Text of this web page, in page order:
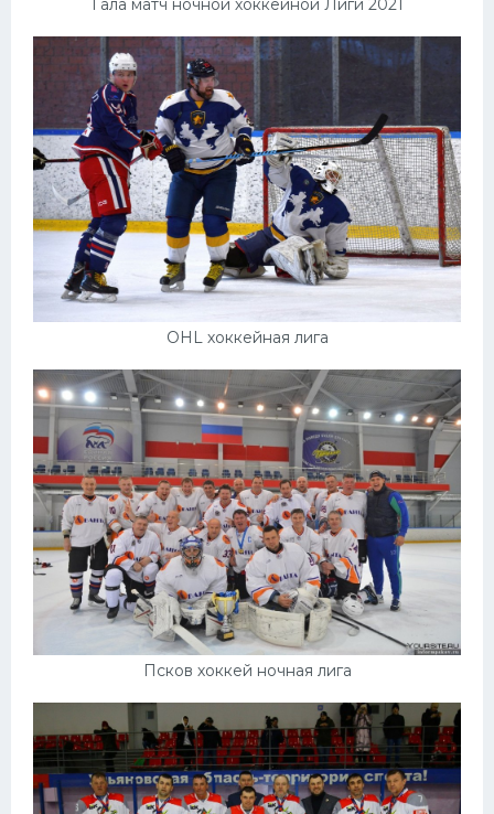
Гала матч ночной хоккейной Лиги 2021
OHL хоккейная лига
Псков хоккей ночная лига